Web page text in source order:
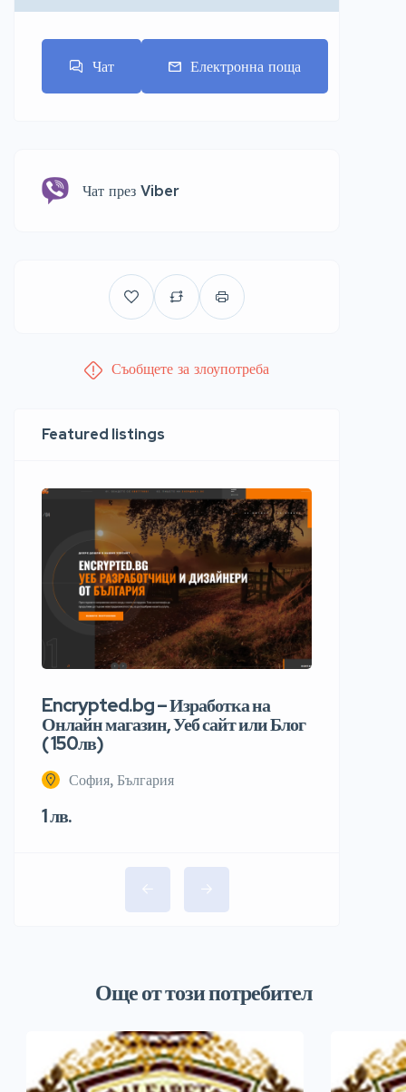
Чат Електронна поща
Чат през Viber
Съобщете за злоупотреба
Featured listings
Encrypted.bg – Изработка на
Онлайн магазин, Уеб сайт или Блог
( 150лв)
София, България
1 лв.
Още от този потребител